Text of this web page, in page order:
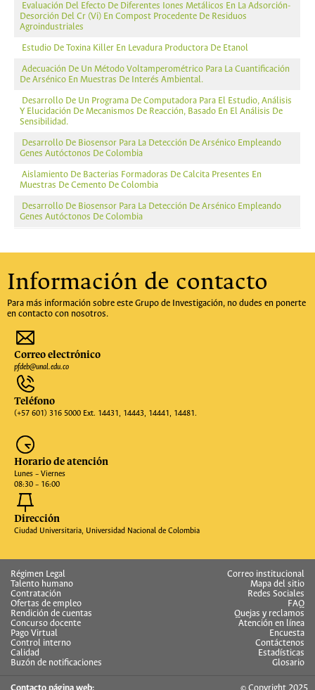
Evaluación Del Efecto De Diferentes Iones Metálicos En La Adsorción-
Desorción Del Cr (Vi) En Compost Procedente De Residuos
Agroindustriales
Estudio De Toxina Killer En Levadura Productora De Etanol
Adecuación De Un Método Voltamperométrico Para La Cuantificación
De Arsénico En Muestras De Interés Ambiental.
Desarrollo De Un Programa De Computadora Para El Estudio, Análisis
Y Elucidación De Mecanismos De Reacción, Basado En El Análisis De
Sensibilidad.
Desarrollo De Biosensor Para La Detección De Arsénico Empleando
Genes Autóctonos De Colombia
Aislamiento De Bacterias Formadoras De Calcita Presentes En
Muestras De Cemento De Colombia
Desarrollo De Biosensor Para La Detección De Arsénico Empleando
Genes Autóctonos De Colombia
Información de contacto
Para más información sobre este Grupo de Investigación, no dudes en ponerte
en contacto con nosotros.
Correo electrónico
pfdeb@unal.edu.co
Teléfono
(+57 601) 316 5000 Ext. 14431, 14443, 14441, 14481.
Horario de atención
Lunes – Viernes
08:30 – 16:00
Dirección
Ciudad Universitaria, Universidad Nacional de Colombia
Régimen Legal
Talento humano
Contratación
Ofertas de empleo
Rendición de cuentas
Concurso docente
Pago Virtual
Control interno
Calidad
Buzón de notificaciones
Correo institucional
Mapa del sitio
Redes Sociales
FAQ
Quejas y reclamos
Atención en línea
Encuesta
Contáctenos
Estadísticas
Glosario